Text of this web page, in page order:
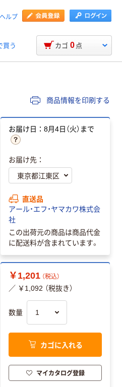
ヘルプ
買う カゴ 0 点
商品情報を印刷する
お届け日：8月4日（火）まで
お届け先：
直送品
アール・エフ・ヤマカワ株式会
社
この出荷元の商品は商品代金
に配送料が含まれています。
￥1,201 （税込）
／ ￥1,092 （税抜き）
数量
カゴに入れる
マイカタログ登録